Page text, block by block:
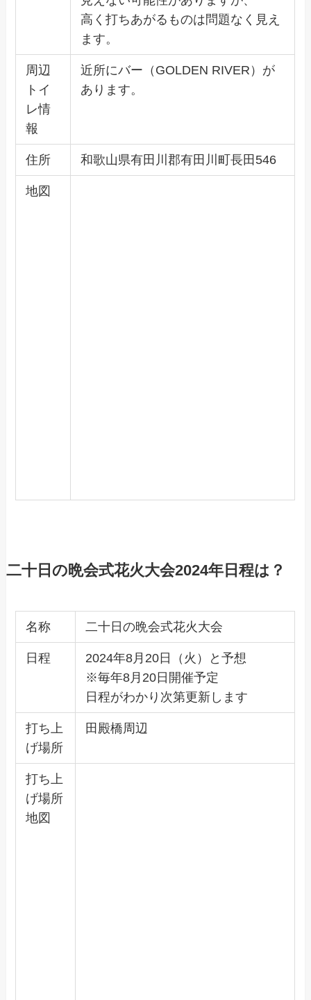
高く打ちあがるものは問題なく見え
ます。
周辺
トイ
レ情
報
近所にバー（GOLDEN RIVER）が
あります。
住所 和歌山県有田川郡有田川町長田546
地図
二十日の晩会式花火大会2024年日程は？
名称 二十日の晩会式花火大会
日程
2024年8月20日（火）と予想
※毎年8月20日開催予定
日程がわかり次第更新します
打ち上
げ場所
田殿橋周辺
打ち上
げ場所
地図